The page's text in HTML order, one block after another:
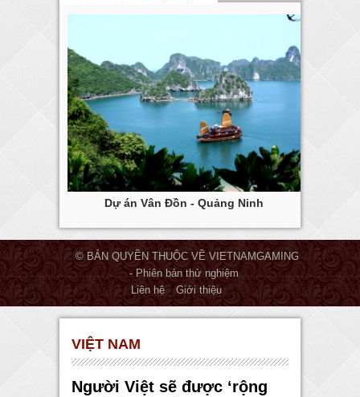
Dự án Vân Đồn - Quảng Ninh
© BẢN QUYỀN THUỘC VỀ VIETNAMGAMING
- Phiên bản thử nghiệm
Liên hệ
Giới thiệu
VIỆT NAM
Người Việt sẽ được ‘rộng